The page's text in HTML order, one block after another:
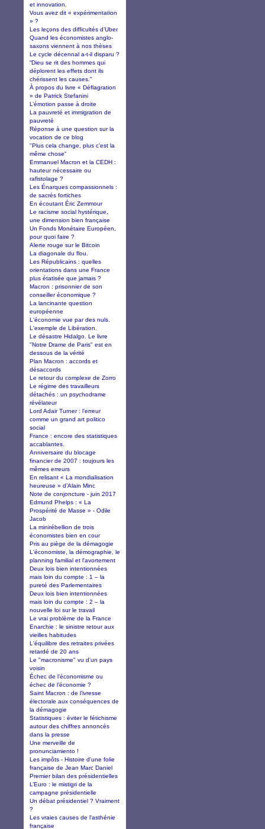
et innovation.
Vous avez dit « expérimentation
» ?
Les leçons des difficultés d’Uber
Quand les économistes anglo-
saxons viennent à nos thèses
Le cycle décennal a-t-il disparu ?
“Dieu se rit des hommes qui
déplorent les effets dont ils
chérissent les causes.”
À propos du livre « Déflagration
» de Patrick Stefanini
L’émotion passe à droite
La pauvreté et immigration de
pauvreté
Réponse à une question sur la
vocation de ce blog
"Plus cela change, plus c'est la
même chose"
Emmanuel Macron et la CEDH :
hauteur nécessaire ou
rafistolage ?
Les Énarques compassionnels :
de sacrés fortiches
En écoutant Éric Zemmour
Le racisme social hystérique,
une dimension bien française
Un Fonds Monétaire Européen,
pour quoi faire ?
Alerte rouge sur le Bitcoin
La diagonale du flou.
Les Républicains : quelles
orientations dans une France
plus étatisée que jamais ?
Macron : prisonnier de son
conseiller économique ?
La lancinante question
européenne
L'économie vue par des nuls.
L'exemple de Libération.
Le désastre Hidalgo. Le livre
"Notre Drame de Paris" est en
dessous de la vérité
Plan Macron : accords et
désaccords
Le retour du complexe de Zorro
Le régime des travailleurs
détachés : un psychodrame
révélateur
Lord Adair Turner : l’erreur
comme un grand art politico
social
France : encore des statistiques
accablantes.
Anniversaire du blocage
financier de 2007 : toujours les
mêmes erreurs
En relisant « La mondialisation
heureuse » d’Alain Minc
Note de conjoncture - juin 2017
Edmund Phelps : « La
Prospérité de Masse » - Odile
Jacob
La minirébellion de trois
économistes bien en cour
Pris au piège de la démagogie
L'économiste, la démographie, le
planning familial et l'avortement
Deux lois bien intentionnées
mais loin du compte : 1 – la
pureté des Parlementaires
Deux lois bien intentionnées
mais loin du compte : 2 – la
nouvelle loi sur le travail
Le vrai problème de la France
Enarchie : le sinistre retour aux
vieilles habitudes
L'équilibre des retraites privées
retardé de 20 ans
Le "macronisme" vu d'un pays
voisin
Échec de l’économisme ou
échec de l’économie ?
Saint Macron : de l’ivresse
électorale aux conséquences de
la démagogie
Statistiques : éviter le fétichisme
autour des chiffres annoncés
dans la presse
Une merveille de
pronunciamiento !
Les impôts - Histoire d'une folie
française de Jean Marc Daniel
Premier bilan des présidentielles
L’Euro : le mistigri de la
campagne présidentielle
Un débat présidentiel ? Vraiment
?
Les vraies causes de l'asthénie
française